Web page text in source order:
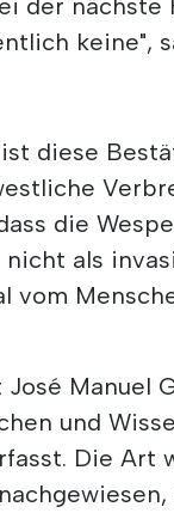
der nächste
keine",
diese
die
als
vom
Manuel
und
Die Art